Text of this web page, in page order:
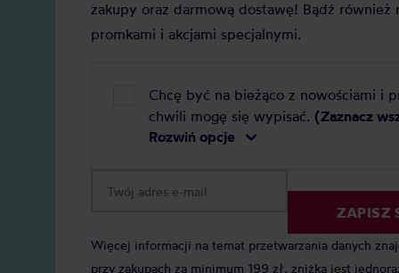
zakupy oraz darmową dostawę! Bądź również
promkami i akcjami specjalnymi.
Chcę być na bieżąco z nowościami i
chwili mogę się wypisać. (Zaznacz
Rozwiń opcje
ZAPISZ
Więcej informacji na temat przetwarzania danych
przy zakupach za minimum 199 zł, zniżka jest